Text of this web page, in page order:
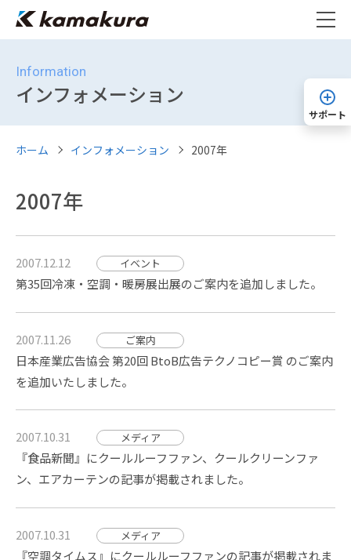
Information
インフォメーション
ホーム インフォメーション 2007年
2007年
2007.12.12 イベント
第35回冷凍・空調・暖房展出展のご案内を追加しました。
2007.11.26 ご案内
日本産業広告協会 第20回 BtoB広告テクノコピー賞 のご案内
を追加いたしました。
2007.10.31 メディア
『食品新聞』にクールルーフファン、クールクリーンファ
ン、エアカーテンの記事が掲載されました。
2007.10.31 メディア
『空調タイムス』にクールルーフファンの記事が掲載されま
サポート